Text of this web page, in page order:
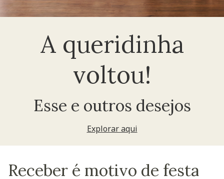
A queridinha
voltou!
Esse e outros desejos
Explorar aqui
Receber é motivo de festa